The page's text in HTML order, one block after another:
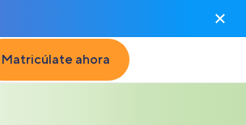
Matricúlate ahora